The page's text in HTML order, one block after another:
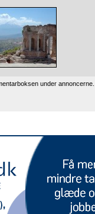
under annoncerne.